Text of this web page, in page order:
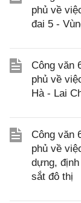
phủ về
đai 5 -
Công văn
phủ về
Hà - Lai
Công văn
phủ về
dựng,
sắt đô thị